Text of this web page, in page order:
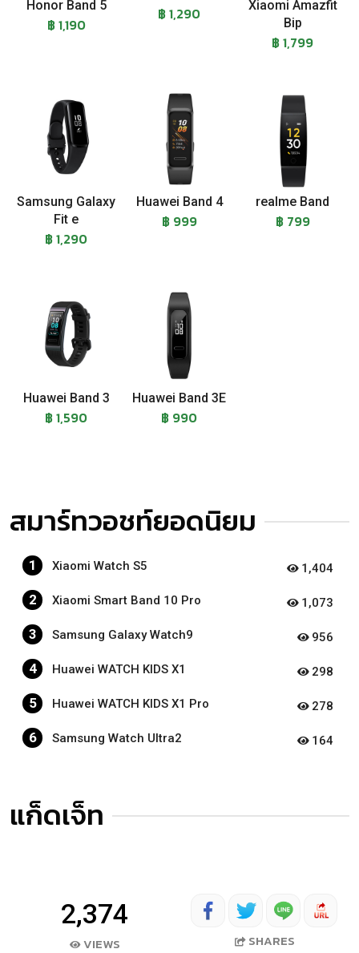
Honor Band 5
฿ 1,190
฿ 1,290
Xiaomi Amazfit
Bip
฿ 1,799
Samsung Galaxy
Fit e
฿ 1,290
Huawei Band 4
฿ 999
realme Band
฿ 799
Huawei Band 3
฿ 1,590
Huawei Band 3E
฿ 990
สมาร์ทวอชท์ยอดนิยม
1 Xiaomi Watch S5 1,404
2 Xiaomi Smart Band 10 Pro 1,073
3 Samsung Galaxy Watch9 956
4 Huawei WATCH KIDS X1 298
5 Huawei WATCH KIDS X1 Pro 278
6 Samsung Watch Ultra2 164
แก็ดเจ็ท
2,374
VIEWS SHARES